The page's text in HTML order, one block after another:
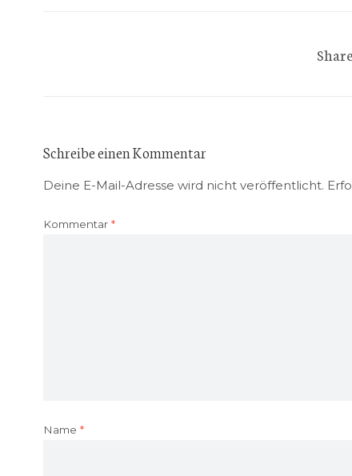
Schreibe einen Kommentar
Deine E-Mail-Adresse wird nicht veröffentlicht.
Kommentar *
Name *